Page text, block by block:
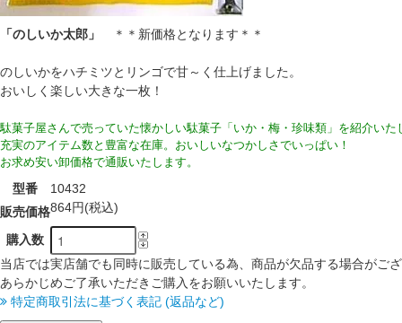
「のしいか太郎」 ＊＊新価格となります＊＊
のしいかをハチミツとリンゴで甘～く仕上げました。
おいしく楽しい大きな一枚！
駄菓子屋さんで売っていた懐かしい駄菓子「いか・梅・珍味類」を紹介いた
充実のアイテム数と豊富な在庫。おいしいなつかしさでいっぱい！
お求め安い卸価格で通販いたします。
型番
10432
販売価格864円(税込)
購入数
当店では実店舗でも同時に販売している為、商品が欠品する場合がご
あらかじめご了承いただきご購入をお願いいたします。
特定商取引法に基づく表記 (返品など)